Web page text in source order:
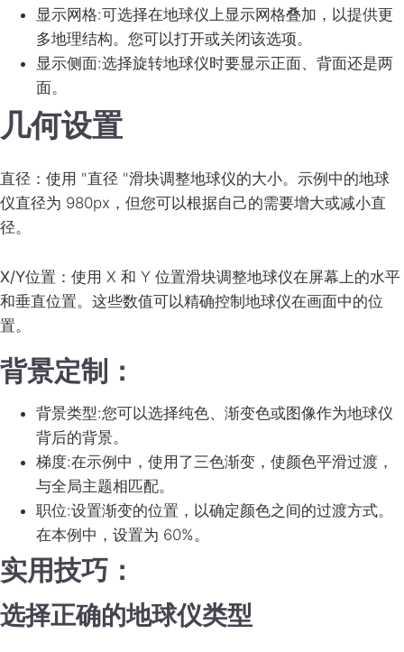
显示网格:可选择在地球仪上显示网格叠加，以提供更
多地理结构。您可以打开或关闭该选项。
显示侧面:选择旋转地球仪时要显示正面、背面还是两
面。
几何设置
直径 ：使用 "直径 "滑块调整地球仪的大小。示例中的地球
仪直径为 980px，但您可以根据自己的需要增大或减小直
径。
X/Y位置 ：使用 X 和 Y 位置滑块调整地球仪在屏幕上的水平
和垂直位置。这些数值可以精确控制地球仪在画面中的位
置。
背景定制：
背景类型:您可以选择纯色、渐变色或图像作为地球仪
背后的背景。
梯度:在示例中，使用了三色渐变，使颜色平滑过渡，
与全局主题相匹配。
职位:设置渐变的位置，以确定颜色之间的过渡方式。
在本例中，设置为 60%。
实用技巧：
选择正确的地球仪类型